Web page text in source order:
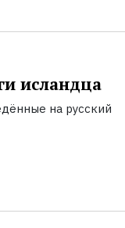
исландца
на русский